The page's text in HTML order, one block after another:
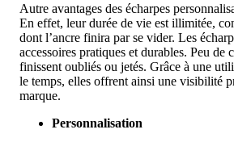
Autre avantages des écharpes
En effet, leur durée de vie est illimitée,
dont l’ancre finira par se vider. Les
accessoires pratiques et durables. Peu de
finissent oubliés ou jetés. Grâce à une
le temps, elles offrent ainsi une visibilité
marque.
Personnalisation